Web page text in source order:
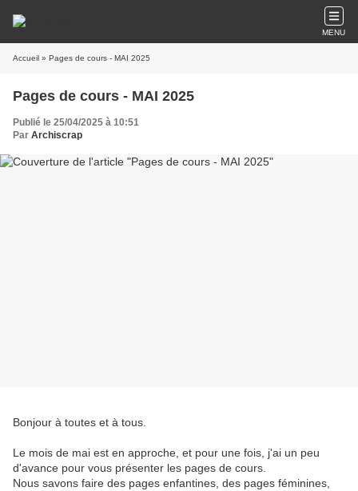
MENU
Accueil » Pages de cours - MAI 2025
Pages de cours - MAI 2025
Publié le 25/04/2025 à 10:51
Par Archiscrap
Bonjour à toutes et à tous.
Le mois de mai est en approche, et pour une fois, j'ai un peu
d'avance pour vous présenter les pages de cours.
Nous savons faire des pages enfantines, des pages féminines,